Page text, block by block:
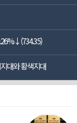
대와 황색지대